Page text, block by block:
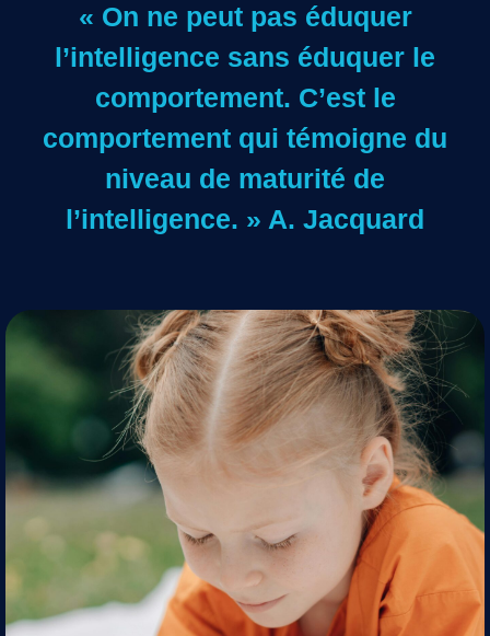
« On ne peut pas éduquer
l’intelligence sans éduquer le
comportement. C’est le
comportement qui témoigne du
niveau de maturité de
l’intelligence. » A. Jacquard